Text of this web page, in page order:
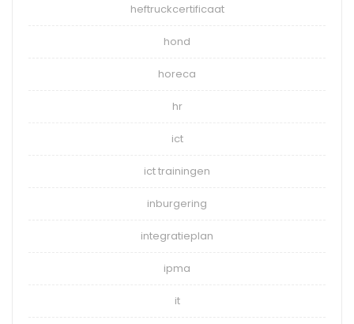
heftruckcertificaat
hond
horeca
hr
ict
ict trainingen
inburgering
integratieplan
ipma
it